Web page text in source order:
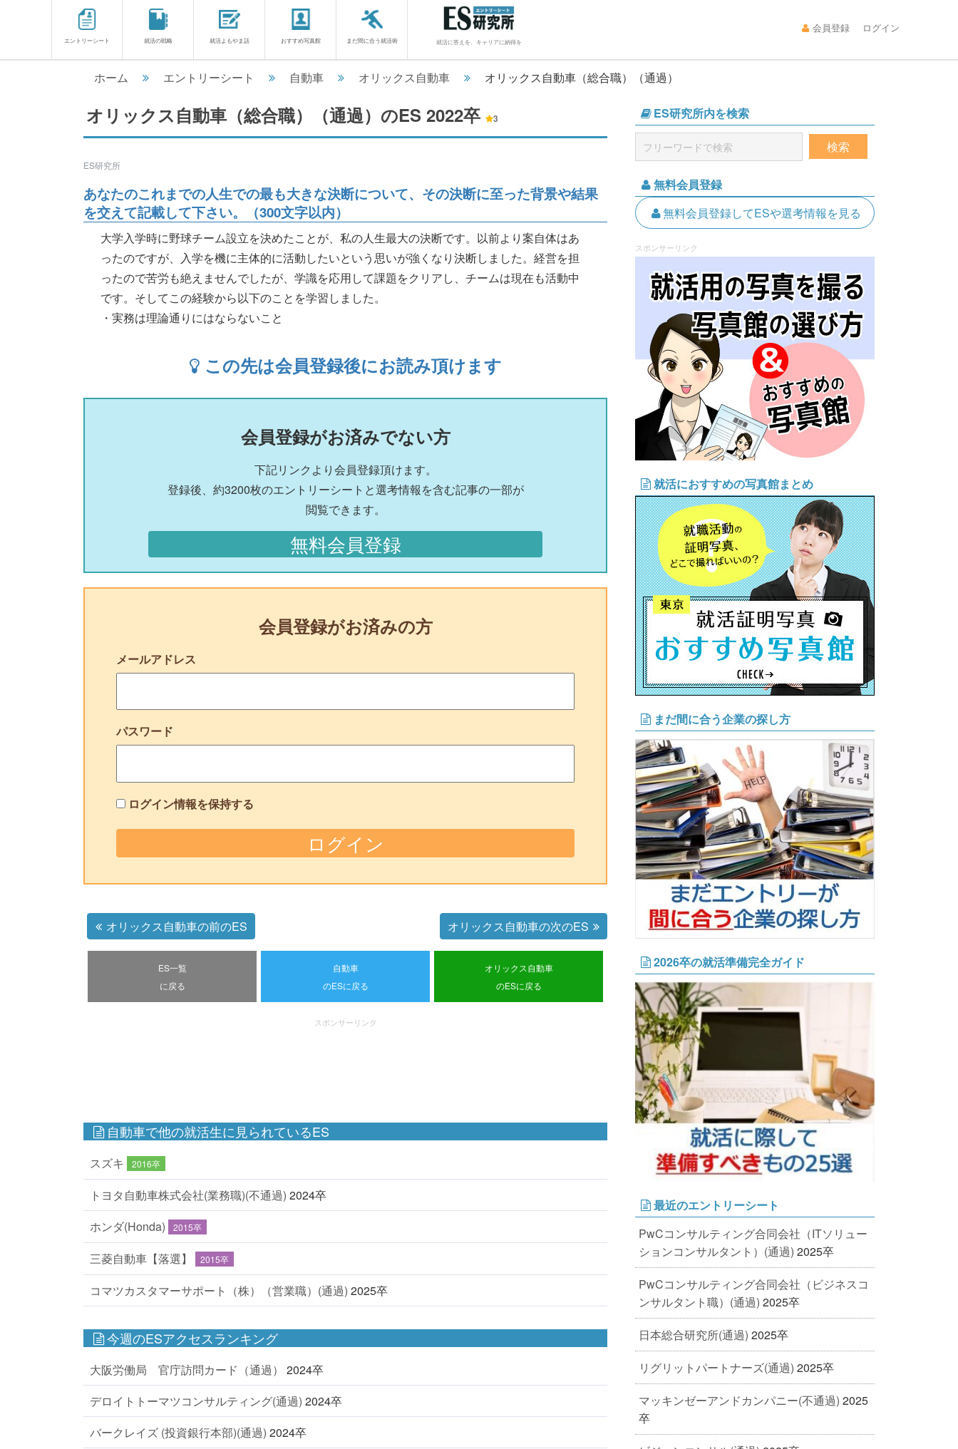
エントリーシート 就活の戦略 就活よもやま話 おすすめ写真館 まだ間に合う就活術 就活に答えを、キャリアに納得を
会員登録 ログイン
ホーム エントリーシート 自動車 オリックス自動車 オリックス自動車（総合職）（通過）
オリックス自動車（総合職）（通過）のES 2022卒 3
ES研究所
あなたのこれまでの人生での最も大きな決断について、その決断に至った背景や結果
を交えて記載して下さい。（300文字以内）
大学入学時に野球チーム設立を決めたことが、私の人生最大の決断です。以前より案自体はあ
ったのですが、入学を機に主体的に活動したいという思いが強くなり決断しました。経営を担
ったので苦労も絶えませんでしたが、学識を応用して課題をクリアし、チームは現在も活動中
です。そしてこの経験から以下のことを学習しました。
・実務は理論通りにはならないこと
この先は会員登録後にお読み頂けます
会員登録がお済みでない方
下記リンクより会員登録頂けます。
登録後、約3200枚のエントリーシートと選考情報を含む記事の一部が
閲覧できます。
無料会員登録
会員登録がお済みの方
メールアドレス
パスワード
ログイン情報を保持する
オリックス自動車の前のES オリックス自動車の次のES
ES一覧
に戻る
自動車
のESに戻る
オリックス自動車
のESに戻る
スポンサーリンク
自動車で他の就活生に見られているES
スズキ 2016卒
トヨタ自動車株式会社(業務職)(不通過) 2024卒
ホンダ(Honda)
2015卒
三菱自動車【落選】 2015卒
コマツカスタマーサポート（株）（営業職）(通過) 2025卒
今週のESアクセスランキング
大阪労働局 官庁訪問カード（通過）
2024卒
デロイトトーマツコンサルティング(通過) 2024卒
バークレイズ (投資銀行本部)(通過) 2024卒
ES研究所内を検索
無料会員登録
無料会員登録してESや選考情報を見る
スポンサーリンク
就活におすすめの写真館まとめ
まだ間に合う企業の探し方
2026卒の就活準備完全ガイド
最近のエントリーシート
PwCコンサルティング合同会社（ITソリュー
ションコンサルタント）(通過) 2025卒
PwCコンサルティング合同会社（ビジネスコ
ンサルタント職）(通過) 2025卒
日本総合研究所(通過) 2025卒
リグリットパートナーズ(通過) 2025卒
マッキンゼーアンドカンパニー(不通過) 2025
卒